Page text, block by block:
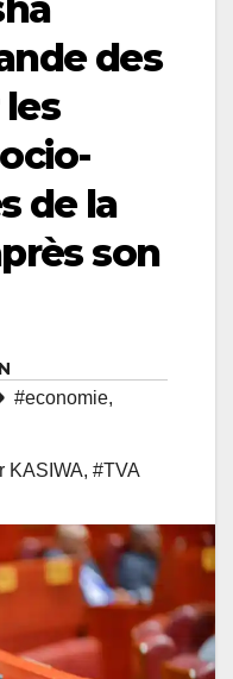
des
de la
son
#economie,
KASIWA, #TVA